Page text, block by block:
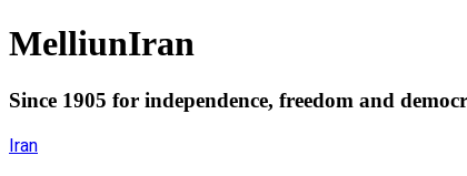
MelliunIran
Since 1905 for independence, freedom and
Iran